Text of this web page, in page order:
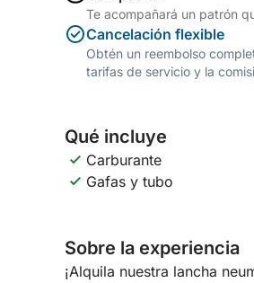
Te acompañará un patrón
Cancelación flexible
Obtén un reembolso
tarifas de servicio y la
Qué incluye
Carburante
Gafas y tubo
Sobre la experiencia
¡Alquila nuestra lancha